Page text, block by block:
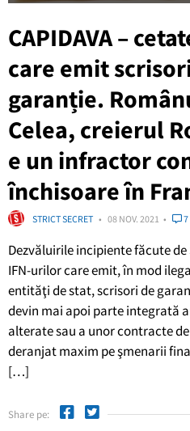
CAPIDAVA –
care emit
garanție.
Celea, creierul
e un infractor
închisoare în
STRICT SECRET 08 NOV. 2021 7
Dezvăluirile incipiente făcute
IFN-urilor care emit, în mod
entităţi de stat, scrisori de
devin mai apoi parte integrată
alterate sau a unor contracte
deranjat maxim pe şmenarii
[…]
Share pe: